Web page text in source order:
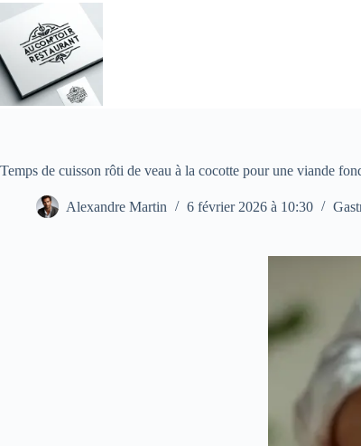
Passer
contenu
Temps de cuisson rôti de veau à la cocotte pour une viande
Alexandre Martin 6 février 2026 à 10:30